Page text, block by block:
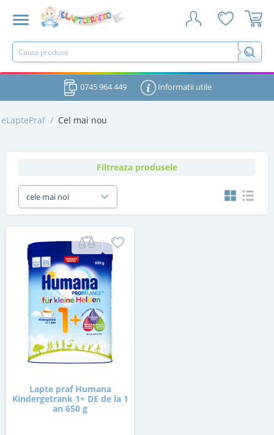
0745 964 449 Informatii utile
eLaptePraf / Cel mai nou
Filtreaza produsele
cele mai noi
Lapte praf Humana
Kindergetrank 1+ DE de la 1
an 650 g